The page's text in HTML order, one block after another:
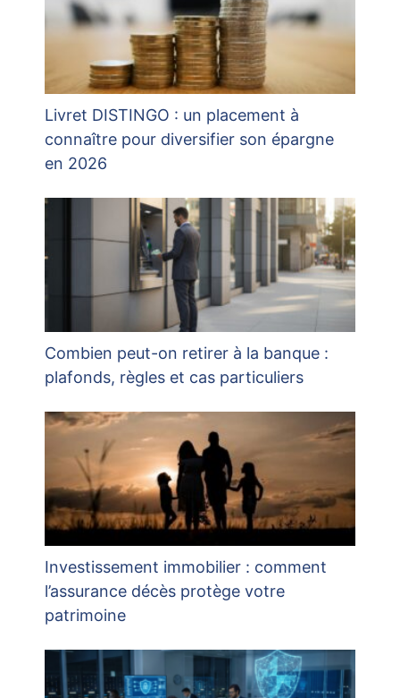
Livret DISTINGO : un placement à
connaître pour diversifier son épargne
en 2026
Combien peut-on retirer à la banque :
plafonds, règles et cas particuliers
Investissement immobilier : comment
l’assurance décès protège votre
patrimoine